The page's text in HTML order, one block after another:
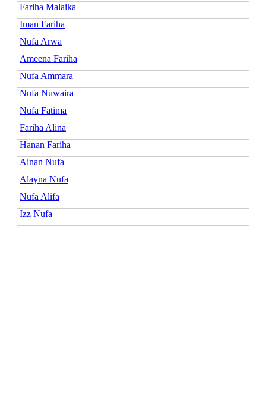
Fariha Malaika
Iman Fariha
Nufa Arwa
Ameena Fariha
Nufa Ammara
Nufa Nuwaira
Nufa Fatima
Fariha Alina
Hanan Fariha
Ainan Nufa
Alayna Nufa
Nufa Alifa
Izz Nufa